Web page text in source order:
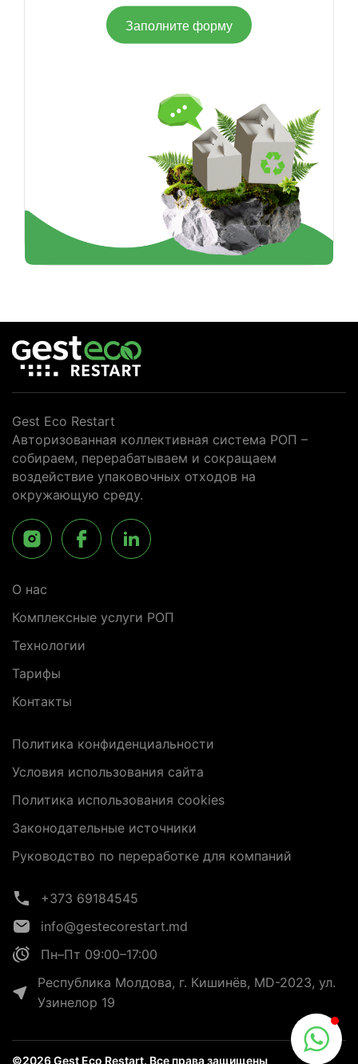
Заполните форму
Gest Eco Restart
Авторизованная коллективная система РОП –
собираем, перерабатываем и сокращаем
воздействие упаковочных отходов на
окружающую среду.
О нас
Комплексные услуги РОП
Технологии
Тарифы
Контакты
Политика конфиденциальности
Условия использования сайта
Политика использования cookies
Законодательные источники
Руководство по переработке для компаний
+373 69184545
info@gestecorestart.md
Пн–Пт 09:00–17:00
Республика Молдова, г. Кишинёв, MD-2023, ул.
Узинелор 19
©2026 Gest Eco Restart. Все права защищены